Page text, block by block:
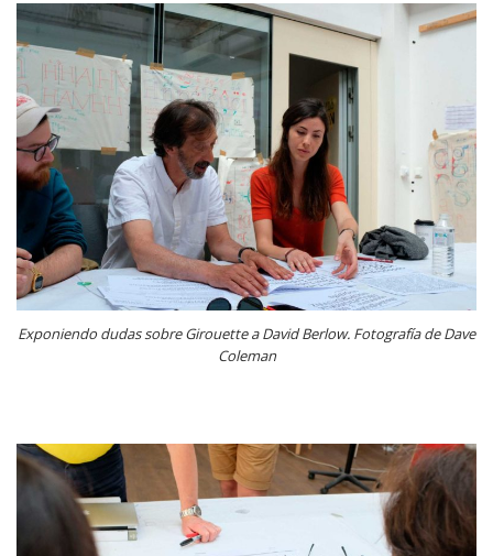
Exponiendo dudas sobre Girouette a David Berlow. Fotografía de Dave
Coleman